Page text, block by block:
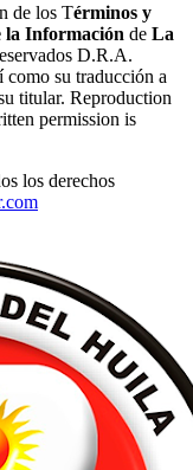
de los Términos y
la Información de La
D.R.A.
su traducción a
titular. Reproduction
permission is
los derechos